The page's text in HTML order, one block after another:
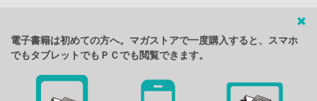
電子書籍は初めての方へ。マガストアで一度購入すると、スマホ
でもタブレットでもＰＣでも閲覧できます。